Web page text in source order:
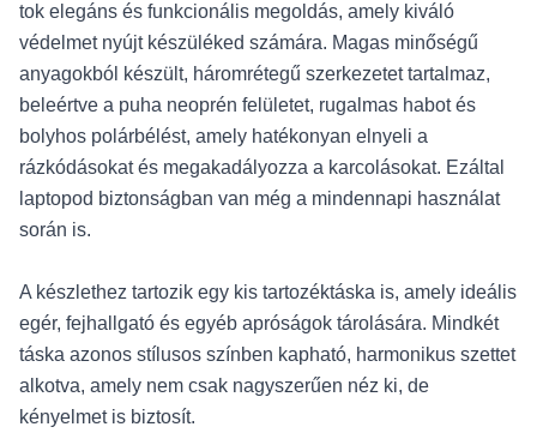
tok elegáns és funkcionális megoldás, amely kiváló
védelmet nyújt készüléked számára. Magas minőségű
anyagokból készült, háromrétegű szerkezetet tartalmaz,
beleértve a puha neoprén felületet, rugalmas habot és
bolyhos polárbélést, amely hatékonyan elnyeli a
rázkódásokat és megakadályozza a karcolásokat. Ezáltal
laptopod biztonságban van még a mindennapi használat
során is.
A készlethez tartozik egy kis tartozéktáska is, amely ideális
egér, fejhallgató és egyéb apróságok tárolására. Mindkét
táska azonos stílusos színben kapható, harmonikus szettet
alkotva, amely nem csak nagyszerűen néz ki, de
kényelmet is biztosít.